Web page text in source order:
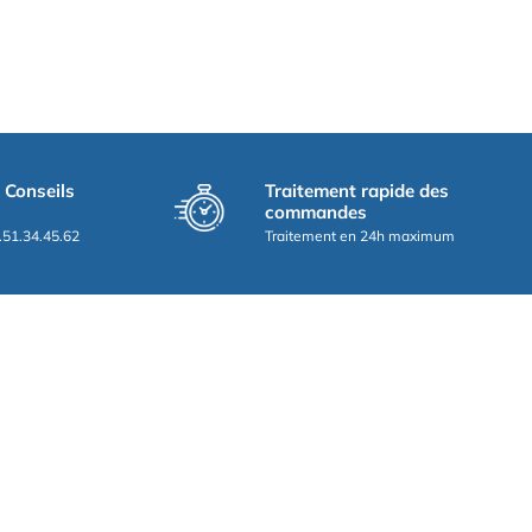
Traitement rapide des
commandes
Traitement en 24h maximum